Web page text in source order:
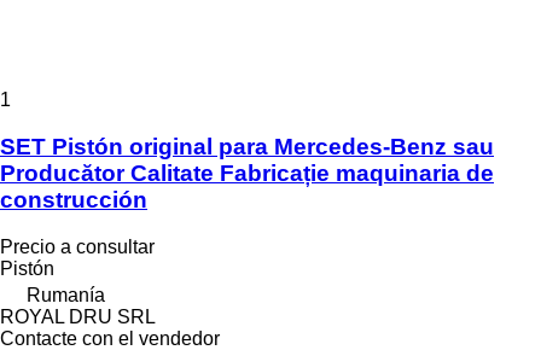
1
SET Pistón original para Mercedes-Benz sau
Producător Calitate Fabricație maquinaria de
construcción
Precio a consultar
Pistón
Rumanía
ROYAL DRU SRL
Contacte con el vendedor